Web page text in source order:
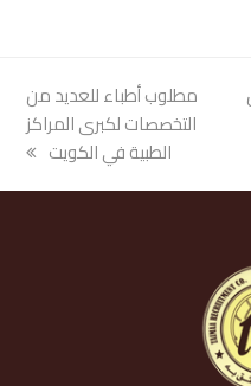
next
post:
مطلوب أطباء للعديد من
التخصصات لكبرى المراكز
الطبية في الكويت